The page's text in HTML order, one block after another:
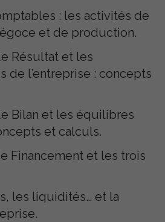
: les activités de
et de production.
Résultat et les
de l’entreprise : concepts
Bilan et les équilibres
et calculs.
Financement et les trois
les liquidités… et la